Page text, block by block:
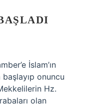
İslam’ın
onuncu
Hz.
olan